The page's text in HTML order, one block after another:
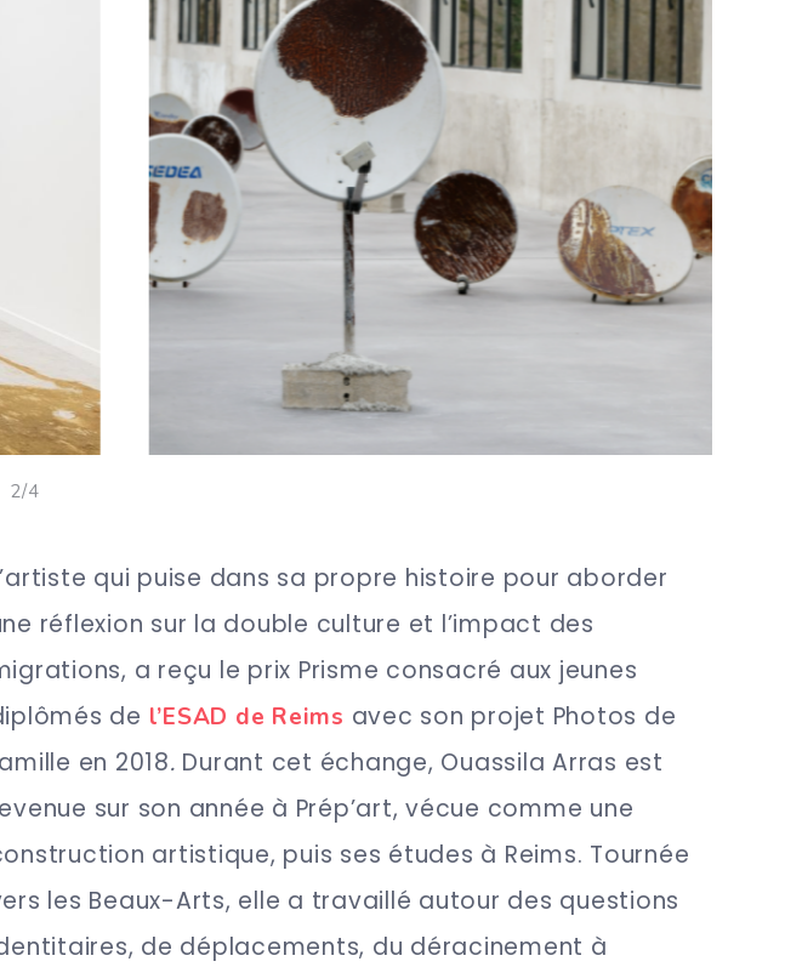
3/4
qui puise dans sa propre histoire pour aborder
réflexion sur la double culture et l’impact des
a reçu le prix Prisme consacré aux jeunes
de l’ESAD de Reims avec son projet Photos de
en 2018. Durant cet échange, Ouassila Arras est
sur son année à Prép’art, vécue comme une
artistique, puis ses études à Reims. Tournée
les Beaux-Arts, elle a travaillé autour des questions
de déplacements, du déracinement à